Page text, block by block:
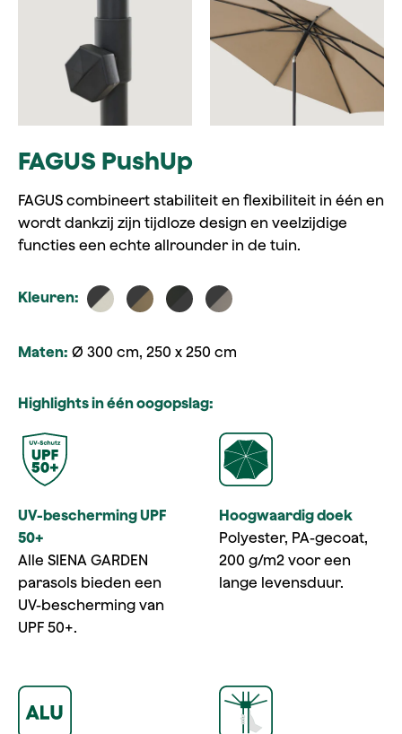
FAGUS PushUp
FAGUS combineert stabiliteit en flexibiliteit in één en
wordt dankzij zijn tijdloze design en veelzijdige
functies een echte allrounder in de tuin.
Kleuren:
Maten: Ø 300 cm, 250 x 250 cm
Highlights in één oogopslag:
UV-bescherming UPF
50+
Alle SIENA GARDEN
parasols bieden een
UV-bescherming van
UPF 50+.
Hoogwaardig doek
Polyester, PA-gecoat,
200 g/m2 voor een
lange levensduur.